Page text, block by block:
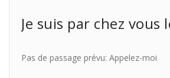
Je suis par chez vous
Pas de passage prévu: Appelez-moi